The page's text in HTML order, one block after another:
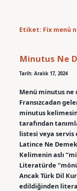
Etiket: Fix menü
Minutus Ne
Tarih: Aralık 17, 2024
Menü minutus ne
Fransızcadan
minutus
tarafından
listesi veya
Latince Ne
Kelimenin aslı
Literatürde
Ancak Türk Dil
edildiğinden